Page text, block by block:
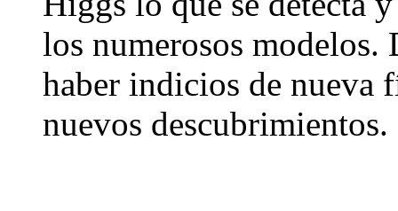
los numerosos modelos.
haber indicios de nueva
nuevos descubrimientos.